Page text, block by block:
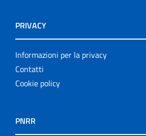
PRIVACY
Informazioni per la privacy
Contatti
Cookie policy
PNRR